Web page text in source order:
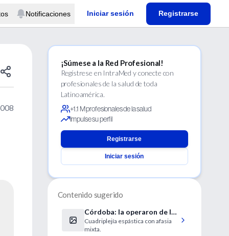
Notificaciones Iniciar sesión Registrarse
¡Súmese a la Red Profesional!
Regístrese en IntraMed y conecte con
profesionales de la salud de toda
Latinoamérica.
+1.1 M profesionales de la salud
Impulse su perfil
Registrarse
Iniciar sesión
Contenido sugerido
Córdoba: la operaron de la
nariz y quedó cuadripléjica
Cuadriplejía espástica con afasia
mixta.